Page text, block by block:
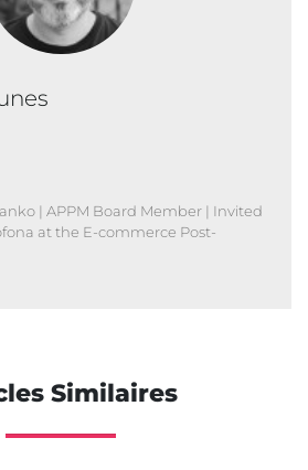
| APPM Board Member | Invited
at the E-commerce Post-
Similaires